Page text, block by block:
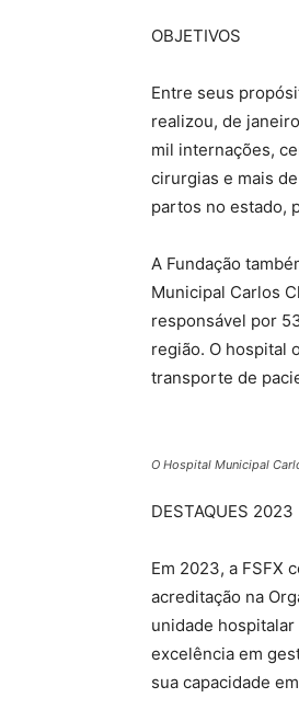
OBJETIVOS
Entre seus
realizou, de
mil internações,
cirurgias e mais
partos no estado,
A Fundação
Municipal Carlos
responsável por
região. O hospital
transporte de
O Hospital Municipal
DESTAQUES 2023
Em 2023, a FSFX
acreditação na
unidade
excelência em
sua capacidade